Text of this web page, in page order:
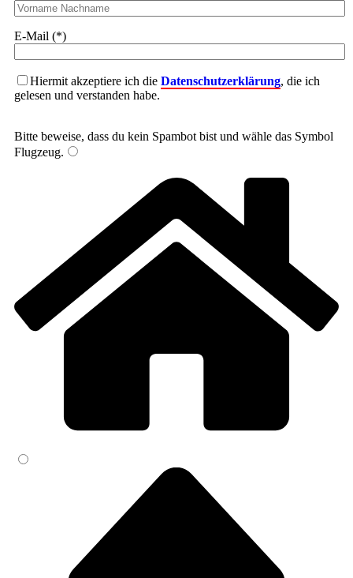
E-Mail (*)
Hiermit akzeptiere ich die Datenschutzerklärung, die ich
gelesen und verstanden habe.
Bitte beweise, dass du kein Spambot bist und wähle das Symbol
Flugzeug.